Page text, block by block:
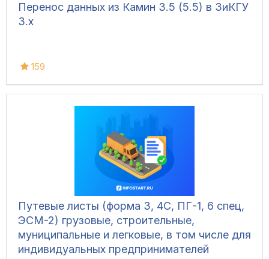
Перенос данных из Камин 3.5 (5.5) в ЗиКГУ
3.х
159
Путевые листы (форма 3, 4С, ПГ-1, 6 спец,
ЭСМ-2) грузовые, строительные,
муниципальные и легковые, в том числе для
индивидуальных предпринимателей